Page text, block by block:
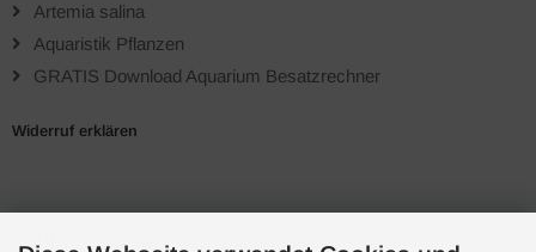
Artemia salina
Aquaristik Pflanzen
GRATIS Download Aquarium Besatzrechner
Widerruf erklären
Zahlungsarten